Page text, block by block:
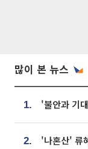
많이 본 뉴스
1.
2.